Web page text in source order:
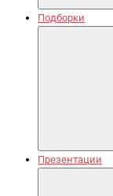
Подборки
Презентации